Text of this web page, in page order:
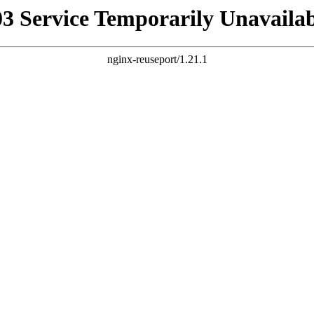
Service Temporarily
nginx-reuseport/1.21.1